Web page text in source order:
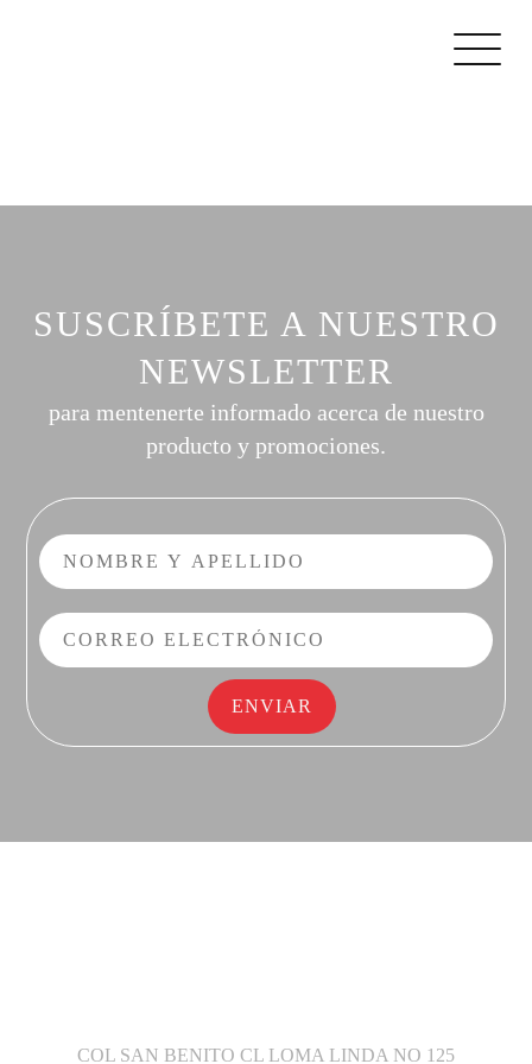
SUSCRÍBETE A NUESTRO
NEWSLETTER
para mentenerte informado acerca de nuestro
producto y promociones.
COL SAN BENITO CL LOMA LINDA NO 125